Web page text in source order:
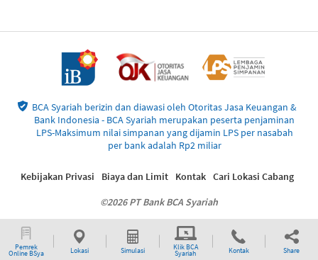
Pemrek
Online BSya Lokasi Simulasi Klik BCA
Syariah Kontak Share
BCA Syariah berizin dan diawasi oleh Otoritas Jasa Keuangan &
Bank Indonesia - BCA Syariah merupakan peserta penjaminan
LPS-Maksimum nilai simpanan yang dijamin LPS per nasabah
per bank adalah Rp2 miliar
©2026 PT Bank BCA Syariah
Kebijakan Privasi Biaya dan Limit Kontak Cari Lokasi Cabang